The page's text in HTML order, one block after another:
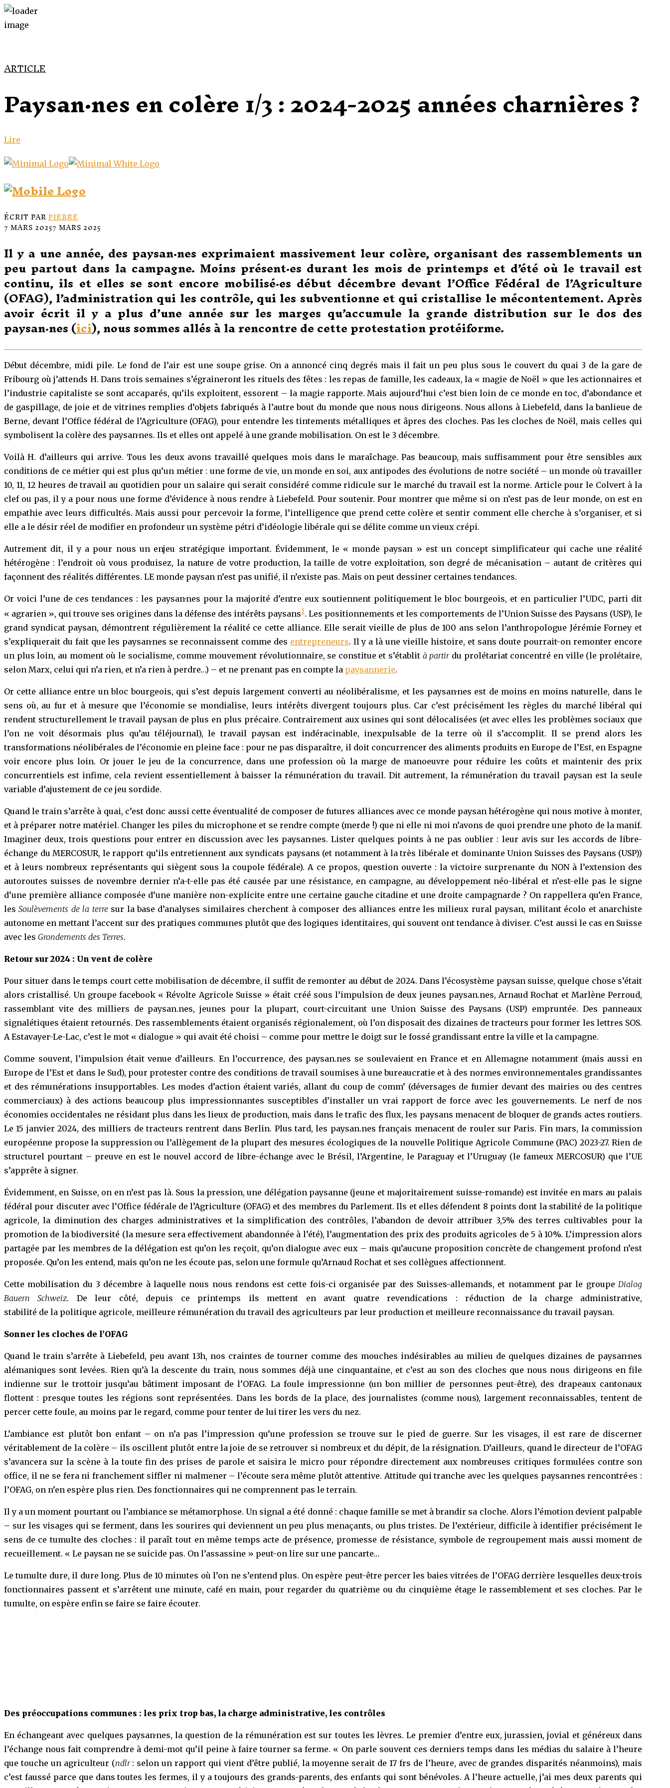
ARTICLE
Paysan·nes en colère 1/3 : 2024-2025 années charnières ?
Lire
ÉCRIT PARPIERRE
7 MARS 20257 MARS 2025
Il y a une année, des paysan·nes exprimaient massivement leur colère, organisant des rassemblements un
peu partout dans la campagne. Moins présent·es durant les mois de printemps et d’été où le travail est
continu, ils et elles se sont encore mobilisé·es début décembre devant l’Office Fédéral de l’Agriculture
(OFAG), l’administration qui les contrôle, qui les subventionne et qui cristallise le mécontentement.Après
avoir écrit il y a plus d’une année sur les marges qu’accumule la grande distribution sur le dos des
paysan·nes (ici), nous sommes allés à la rencontre de cette protestation protéiforme.
Début décembre, midi pile. Le fond de l’air est une soupe grise. On a annoncé cinq degrés mais il fait un peu plus sous le couvert du quai 3 de la gare de
Fribourg où j’attends H. Dans trois semaines s’égraineront les rituels des fêtes : les repas de famille, les cadeaux, la « magie de Noël » que les actionnaires et
l’industrie capitaliste se sont accaparés, qu’ils exploitent, essorent – la magie rapporte. Mais aujourd’hui c’est bien loin de ce monde en toc, d’abondance et
de gaspillage, de joie et de vitrines remplies d’objets fabriqués à l’autre bout du monde que nous nous dirigeons. Nous allons à Liebefeld, dans la banlieue de
Berne, devant l’Office fédéral de l’Agriculture (OFAG), pour entendre les tintements métalliques et âpres des cloches. Pas les cloches de Noël, mais celles qui
symbolisent la colère des paysan·nes. Ils et elles ont appelé à une grande mobilisation. On est le 3 décembre.
Voilà H. d’ailleurs qui arrive. Tous les deux avons travaillé quelques mois dans le maraîchage. Pas beaucoup, mais suffisamment pour être sensibles aux
conditions de ce métier qui est plus qu’un métier : une forme de vie, un monde en soi, aux antipodes des évolutions de notre société – un monde où travailler
10, 11, 12 heures de travail au quotidien pour un salaire qui serait considéré comme ridicule sur le marché du travail est la norme. Article pour le Colvert à la
clef ou pas, il y a pour nous une forme d’évidence à nous rendre à Liebefeld. Pour soutenir. Pour montrer que même si on n’est pas de leur monde, on est en
empathie avec leurs difficultés. Mais aussi pour percevoir la forme, l’intelligence que prend cette colère et sentir comment elle cherche à s’organiser, et si
elle a le désir réel de modifier en profondeur un système pétri d’idéologie libérale qui se délite comme un vieux crépi.
Autrement dit, il y a pour nous un enjeu stratégique important. Évidemment, le « monde paysan » est un concept simplificateur qui cache une réalité
hétérogène : l’endroit où vous produisez, la nature de votre production, la taille de votre exploitation, son degré de mécanisation – autant de critères qui
façonnent des réalités différentes. LE monde paysan n’est pas unifié, il n’existe pas. Mais on peut dessiner certaines tendances.
Or voici l’une de ces tendances : les paysan·nes pour la majorité d’entre eux soutiennent politiquement le bloc bourgeois, et en particulier l’UDC, parti dit
« agrarien », qui trouve ses origines dans la défense des intérêts paysans1. Les positionnements et les comportements de l’Union Suisse des Paysans (USP), le
grand syndicat paysan, démontrent régulièrement la réalité ce cette alliance. Elle serait vieille de plus de 100 ans selon l’anthropologue Jérémie Forney et
s’expliquerait du fait que les paysan·nes se reconnaissent comme des entrepreneurs. Il y a là une vieille histoire, et sans doute pourrait-on remonter encore
un plus loin, au moment où le socialisme, comme mouvement révolutionnaire, se constitue et s’établit à partirdu prolétariat concentré en ville (le prolétaire,
selon Marx, celui qui n’a rien, et n’a rien à perdre…) – et ne prenant pas en compte la paysannerie.
Or cette alliance entre un bloc bourgeois, qui s’est depuis largement converti au néolibéralisme, et les paysan·nes est de moins en moins naturelle, dans le
sens où, au fur et à mesure que l’économie se mondialise, leurs intérêts divergent toujours plus. Car c’est précisément les règles du marché libéral qui
rendent structurellement le travail paysan de plus en plus précaire. Contrairement aux usines qui sont délocalisées (et avec elles les problèmes sociaux que
l’on ne voit désormais plus qu’au téléjournal), le travail paysan est indéracinable, inexpulsable de la terre où il s’accomplit. Il se prend alors les
transformations néolibérales de l’économie en pleine face : pour ne pas disparaître, il doit concurrencer des aliments produits en Europe de l’Est, en Espagne
voir encore plus loin. Or jouer le jeu de la concurrence, dans une profession où la marge de manoeuvre pour réduire les coûts et maintenir des prix
concurrentiels est infime, cela revient essentiellement à baisser la rémunération du travail. Dit autrement, la rémunération du travail paysan est la seule
variable d’ajustement de ce jeu sordide.
Quand le train s’arrête à quai, c’est donc aussi cette éventualité de composer de futures alliances avec ce monde paysan hétérogène qui nous motive à monter,
et à préparer notre matériel. Changer les piles du microphone et se rendre compte (merde !) que ni elle ni moi n’avons de quoi prendre une photo de la manif.
Imaginer deux, trois questions pour entrer en discussion avec les paysan·nes. Lister quelques points à ne pas oublier : leur avis sur les accords de libre-
échange du MERCOSUR, le rapport qu’ils entretiennent aux syndicats paysans (et notamment à la très libérale et dominante Union Suisses des Paysans (USP))
et à leurs nombreux représentants qui siègent sous la coupole fédérale). A ce propos, question ouverte : la victoire surprenante du NON à l’extension des
autoroutes suisses de novembre dernier n’a-t-elle pas été causée par une résistance, en campagne, au développement néo-libéral et n’est-elle pas le signe
d’une première alliance composée d’une manière non-explicite entre une certaine gauche citadine et une droite campagnarde ? On rappellera qu’en France,
lesSoulèvements de la terresur la base d’analyses similaires cherchent à composer des alliances entre les milieux rural paysan, militant écolo et anarchiste
autonome en mettant l’accent sur des pratiques communes plutôt que des logiques identitaires, qui souvent ont tendance à diviser. C’est aussi le cas en Suisse
avec les Grondements des Terres.
Retour sur 2024 : Un vent de colère
Pour situer dans le temps court cette mobilisation de décembre, il suffit de remonter au début de 2024. Dans l’écosystème paysan suisse, quelque chose s’était
alors cristallisé. Un groupe facebook « Révolte Agricole Suisse » était créé sous l’impulsion de deux jeunes paysan.nes, Arnaud Rochat et Marlène Perroud,
rassemblant vite des milliers de paysan.nes, jeunes pour la plupart, court-circuitant une Union Suisse des Paysans (USP) empruntée. Des panneaux
signalétiques étaient retournés. Des rassemblements étaient organisés régionalement, où l’on disposait des dizaines de tracteurs pour former les lettres SOS.
A Estavayer-Le-Lac, c’est le mot « dialogue » qui avait été choisi – comme pour mettre le doigt sur le fossé grandissant entre la ville et la campagne.
Comme souvent, l’impulsion était venue d’ailleurs. En l’occurrence, des paysan.nes se soulevaient en France et en Allemagne notamment (mais aussi en
Europe de l’Est et dans le Sud), pour protester contre des conditions de travail soumises à une bureaucratie et à des normes environnementales grandissantes
et des rémunérations insupportables. Les modes d’action étaient variés, allant du coup de comm’ (déversages de fumier devant des mairies ou des centres
commerciaux) à des actions beaucoup plus impressionnantes susceptibles d’installer un vrai rapport de force avec les gouvernements. Le nerf de nos
économies occidentales ne résidant plus dans les lieux de production, mais dans le trafic des flux, les paysans menacent de bloquer de grands actes routiers.
Le 15 janvier 2024, des milliers de tracteurs rentrent dans Berlin. Plus tard, les paysan.nes français menacent de rouler sur Paris. Fin mars, la commission
européenne propose la suppression ou l’allègement de la plupart des mesures écologiques de la nouvelle Politique Agricole Commune (PAC) 2023-27. Rien de
structurel pourtant – preuve en est le nouvel accord de libre-échange avec le Brésil, l’Argentine, le Paraguay et l’Uruguay (le fameux MERCOSUR) que l’UE
s’apprête à signer.
Évidemment, en Suisse, on en n’est pas là. Sous la pression, une délégation paysanne (jeune et majoritairement suisse-romande) est invitée en mars au palais
fédéral pour discuter avec l’Office fédérale de l’Agriculture (OFAG) et des membres du Parlement. Ils et elles défendent 8 points dont la stabilité de la politique
agricole, la diminution des charges administratives et la simplification des contrôles, l’abandon de devoir attribuer 3,5% des terres cultivables pour la
promotion de la biodiversité (la mesure sera effectivement abandonnée à l’été), l’augmentation des prix des produits agricoles de 5 à 10%. L’impression alors
partagée par les membres de la délégation est qu’on les reçoit, qu’on dialogue avec eux – mais qu’aucune proposition concrète de changement profond n’est
proposée. Qu’on les entend, mais qu’on ne les écoute pas, selon une formule qu’Arnaud Rochat et ses collègues affectionnent.
Cette mobilisation du 3 décembre à laquelle nous nous rendons est cette fois-ci organisée par des Suisses-allemands, et notamment par le groupe Dialog
Bauern Schweiz. De leur côté, depuis ce printemps ils mettent en avant quatre revendications : réduction de la charge administrative,
stabilité de la politique agricole, meilleure rémunération du travail des agriculteurs par leur production et meilleure reconnaissance du travail paysan.
Sonner les cloches de l’OFAG
Quand le train s’arrête à Liebefeld, peu avant 13h, nos craintes de tourner comme des mouches indésirables au milieu de quelques dizaines de paysan·nes
alémaniques sont levées. Rien qu’à la descente du train, nous sommes déjà une cinquantaine, et c’est au son des cloches que nous nous dirigeons en file
indienne sur le trottoir jusqu’au bâtiment imposant de l’OFAG. La foule impressionne (un bon millier de personnes peut-être), des drapeaux cantonaux
flottent : presque toutes les régions sont représentées. Dans les bords de la place, des journalistes (comme nous), largement reconnaissables, tentent de
percer cette foule, au moins par le regard, comme pour tenter de lui tirer les vers du nez.
L’ambiance est plutôt bon enfant – on n’a pas l’impression qu’une profession se trouve sur le pied de guerre. Sur les visages, il est rare de discerner
véritablement de la colère – ils oscillent plutôt entre la joie de se retrouver si nombreux et du dépit, de la résignation. D’ailleurs, quand le directeur de l’OFAG
s’avancera sur la scène à la toute fin des prises de parole et saisira le micro pour répondre directement aux nombreuses critiques formulées contre son
office, il ne se fera ni franchement siffler ni malmener – l’écoute sera même plutôt attentive. Attitude qui tranche avec les quelques paysan·nes rencontré·es :
l’OFAG, on n’en espère plus rien. Des fonctionnaires qui ne comprennent pas le terrain.
Il y a un moment pourtant ou l’ambiance se métamorphose. Un signal a été donné : chaque famille se met à brandir sa cloche. Alors l’émotion devient palpable
– sur les visages qui se ferment, dans les sourires qui deviennent un peu plus menaçants, ou plus tristes. De l’extérieur, difficile à identifier précisément le
sens de ce tumulte des cloches : il paraît tout en même temps acte de présence, promesse de résistance, symbole de regroupement mais aussi moment de
recueillement. « Le paysan ne se suicide pas. On l’assassine » peut-on lire sur une pancarte…
Le tumulte dure, il dure long. Plus de 10 minutes où l’on ne s’entend plus. On espère peut-être percer les baies vitrées de l’OFAG derrière lesquelles deux-trois
fonctionnaires passent et s’arrêtent une minute, café en main, pour regarder du quatrième ou du cinquième étage le rassemblement et ses cloches. Par le
tumulte, on espère enfin se faire se faire écouter.
Des préoccupations communes : les prix trop bas, la charge administrative, les contrôles
En échangeant avec quelques paysan·nes, la question de la rémunération est sur toutes les lèvres. Le premier d’entre eux, jurassien, jovial et généreux dans
l’échange nous fait comprendre à demi-mot qu’il peine à faire tourner sa ferme. « On parle souvent ces derniers temps dans les médias du salaire à l’heure
que touche un agriculteur (ndlr: selon un rapport qui vient d’être publié, la moyenne serait de 17 frs de l’heure, avec de grandes disparités néanmoins), mais
c’est faussé parce que dans toutes les fermes, il y a toujours des grands-parents, des enfants qui sont bénévoles. A l’heure actuelle, j’ai mes deux parents qui